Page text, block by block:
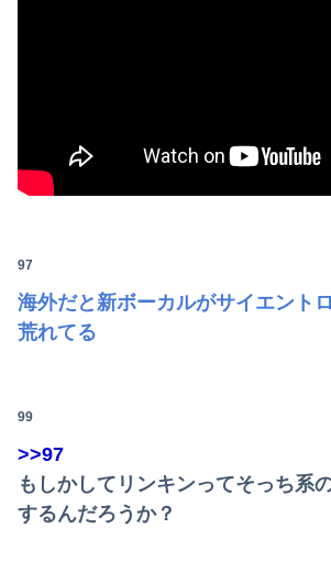
97
海外だと新ボーカルがサイエント
荒れてる
99
>>97
もしかしてリンキンってそっち系
するんだろうか？